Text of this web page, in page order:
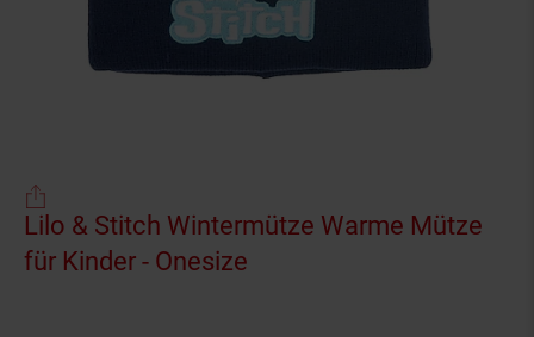
Lilo & Stitch Wintermütze Warme Mütze
für Kinder - Onesize